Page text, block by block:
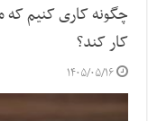
چگونه کاری کنیم که
کار کند؟
۱۴۰۵/۰۵/۱۶